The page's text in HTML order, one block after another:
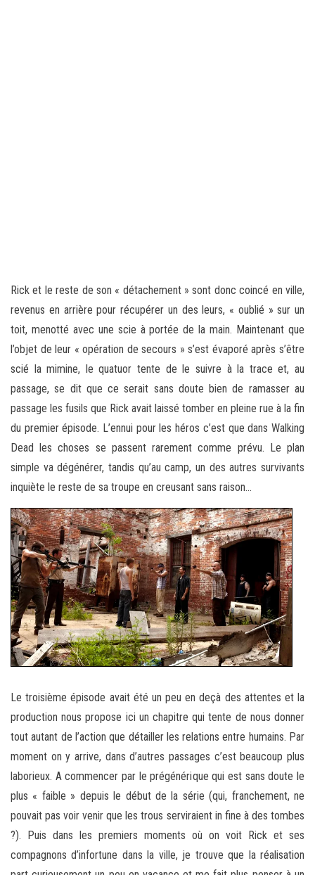
Rick et le reste de son « détachement » sont donc coincé en ville,
revenus en arrière pour récupérer un des leurs, « oublié » sur un
toit, menotté avec une scie à portée de la main. Maintenant que
l’objet de leur « opération de secours » s’est évaporé après s’être
scié la mimine, le quatuor tente de le suivre à la trace et, au
passage, se dit que ce serait sans doute bien de ramasser au
passage les fusils que Rick avait laissé tomber en pleine rue à la fin
du premier épisode. L’ennui pour les héros c’est que dans Walking
Dead les choses se passent rarement comme prévu. Le plan
simple va dégénérer, tandis qu’au camp, un des autres survivants
inquiète le reste de sa troupe en creusant sans raison…
Le troisième épisode avait été un peu en deçà des attentes et la
production nous propose ici un chapitre qui tente de nous donner
tout autant de l’action que détailler les relations entre humains. Par
moment on y arrive, dans d’autres passages c’est beaucoup plus
laborieux. A commencer par le prégénérique qui est sans doute le
plus « faible » depuis le début de la série (qui, franchement, ne
pouvait pas voir venir que les trous serviraient in fine à des tombes
?). Puis dans les premiers moments où on voit Rick et ses
compagnons d’infortune dans la ville, je trouve que la réalisation